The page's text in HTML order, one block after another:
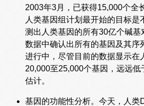
2003年3月，已获得15,000个全
人类基因组计划最开始的目标是
测出人类基因的所有30亿个碱基
数据中确认出所有的基因及其序
进行中，尽管目前的数据显示在
20,000至25,000个基因，远远
估计。
基因的功能性分析。今天，人类